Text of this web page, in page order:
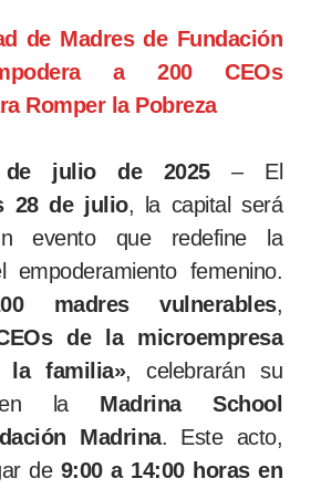
de Madres de Fundación
a 200 CEOs
Romper la Pobreza
de julio de 2025– El
28 de julio, la capital será
evento que redefine la
empoderamiento femenino.
madres vulnerables,
de la microempresa
familia», celebrarán su
en la Madrina School
Madrina. Este acto,
de 9:00 a 14:00 horas en